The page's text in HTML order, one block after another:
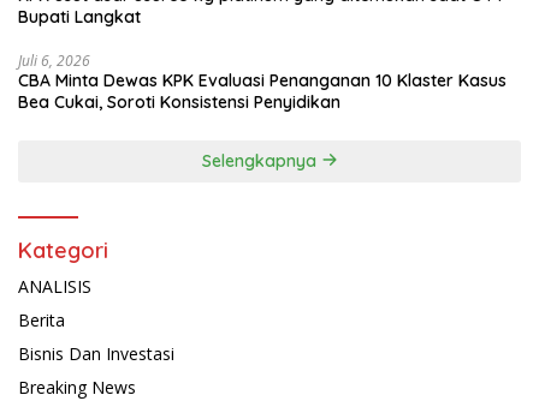
Bupati Langkat
Juli 6, 2026
CBA Minta Dewas KPK Evaluasi Penanganan 10 Klaster Kasus
Bea Cukai, Soroti Konsistensi Penyidikan
Selengkapnya
Kategori
ANALISIS
Berita
Bisnis Dan Investasi
Breaking News